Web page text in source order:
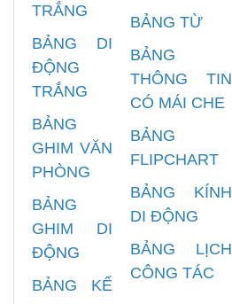
TRẮNG
BẢNG DI
ĐỘNG
TRẮNG
BẢNG
GHIM VĂN
PHÒNG
BẢNG
GHIM DI
ĐỘNG
BẢNG KẾ
BẢNG TỪ
BẢNG
THÔNG TIN
CÓ MÁI CHE
BẢNG
FLIPCHART
BẢNG KÍNH
DI ĐỘNG
BẢNG LỊCH
CÔNG TÁC